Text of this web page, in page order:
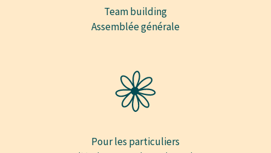
Team building
Assemblée générale
Pour les particuliers